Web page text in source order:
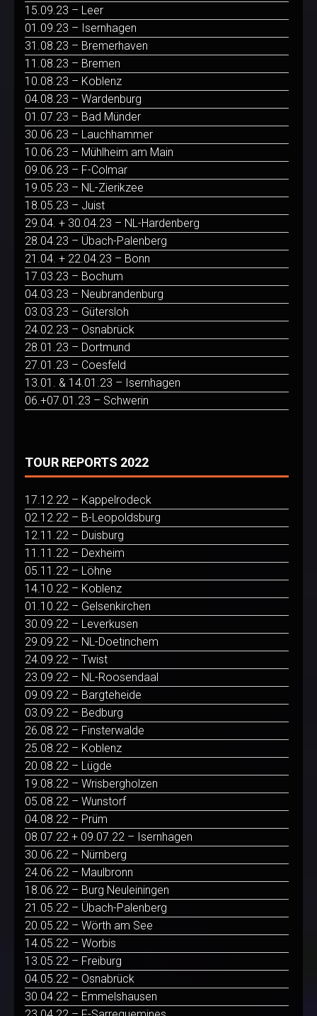
15.09.23 – Leer
01.09.23 – Isernhagen
31.08.23 – Bremerhaven
11.08.23 – Bremen
10.08.23 – Koblenz
04.08.23 – Wardenburg
01.07.23 – Bad Münder
30.06.23 – Lauchhammer
10.06.23 – Mühlheim am Main
09.06.23 – F-Colmar
19.05.23 – NL-Zierikzee
18.05.23 – Juist
29.04. + 30.04.23 – NL-Hardenberg
28.04.23 – Übach-Palenberg
21.04. + 22.04.23 – Bonn
17.03.23 – Bochum
04.03.23 – Neubrandenburg
03.03.23 – Gütersloh
24.02.23 – Osnabrück
28.01.23 – Dortmund
27.01.23 – Coesfeld
13.01. & 14.01.23 – Isernhagen
06.+07.01.23 – Schwerin
TOUR REPORTS 2022
17.12.22 – Kappelrodeck
02.12.22 – B-Leopoldsburg
12.11.22 – Duisburg
11.11.22 – Dexheim
05.11.22 – Löhne
14.10.22 – Koblenz
01.10.22 – Gelsenkirchen
30.09.22 – Leverkusen
29.09.22 – NL-Doetinchem
24.09.22 – Twist
23.09.22 – NL-Roosendaal
09.09.22 – Bargteheide
03.09.22 – Bedburg
26.08.22 – Finsterwalde
25.08.22 – Koblenz
20.08.22 – Lügde
19.08.22 – Wrisbergholzen
05.08.22 – Wunstorf
04.08.22 – Prüm
08.07.22 + 09.07.22 – Isernhagen
30.06.22 – Nürnberg
24.06.22 – Maulbronn
18.06.22 – Burg Neuleiningen
21.05.22 – Übach-Palenberg
20.05.22 – Wörth am See
14.05.22 – Worbis
13.05.22 – Freiburg
04.05.22 – Osnabrück
30.04.22 – Emmelshausen